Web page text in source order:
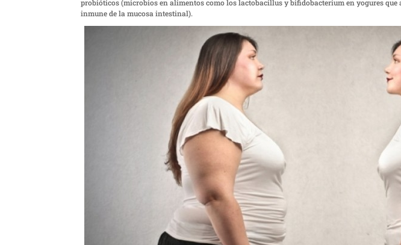
probióticos (microbios en alimentos como los lactobacillus y bifidobacterium en yogures que
inmune de la mucosa intestinal).